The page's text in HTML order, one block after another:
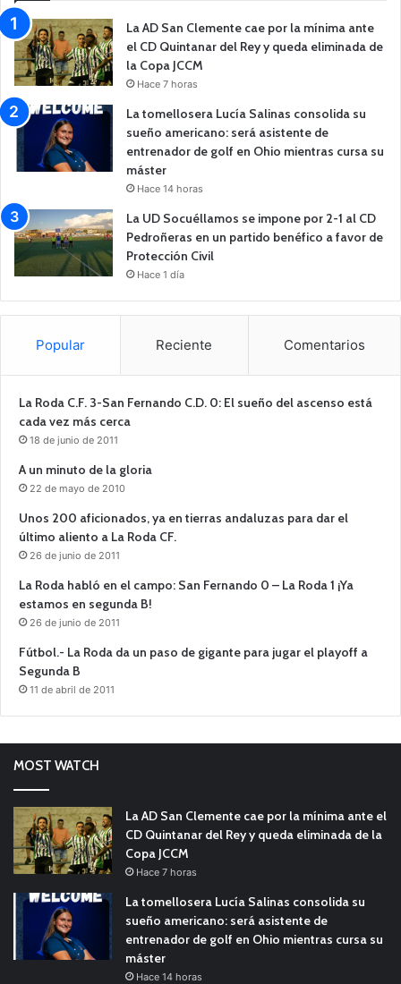
La AD San Clemente cae por la mínima ante
el CD Quintanar del Rey y queda eliminada de
la Copa JCCM
Hace 7 horas
La tomellosera Lucía Salinas consolida su
sueño americano: será asistente de
entrenador de golf en Ohio mientras cursa su
máster
Hace 14 horas
La UD Socuéllamos se impone por 2-1 al CD
Pedroñeras en un partido benéfico a favor de
Protección Civil
Hace 1 día
Popular Reciente Comentarios
La Roda C.F. 3-San Fernando C.D. 0: El sueño del ascenso está
cada vez más cerca
18 de junio de 2011
A un minuto de la gloria
22 de mayo de 2010
Unos 200 aficionados, ya en tierras andaluzas para dar el
último aliento a La Roda CF.
26 de junio de 2011
La Roda habló en el campo: San Fernando 0 – La Roda 1 ¡Ya
estamos en segunda B!
26 de junio de 2011
Fútbol.- La Roda da un paso de gigante para jugar el playoff a
Segunda B
11 de abril de 2011
MOST WATCH
La AD San Clemente cae por la mínima ante el
CD Quintanar del Rey y queda eliminada de la
Copa JCCM
Hace 7 horas
La tomellosera Lucía Salinas consolida su
sueño americano: será asistente de
entrenador de golf en Ohio mientras cursa su
máster
Hace 14 horas